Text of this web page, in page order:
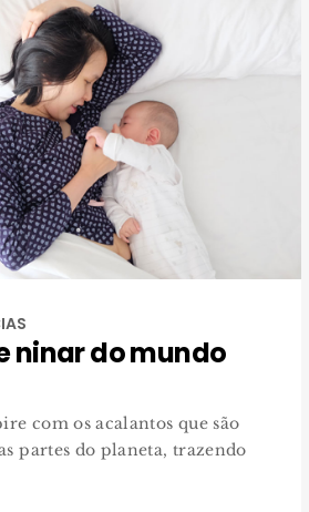
ninar do mundo
com os acalantos que são
partes do planeta, trazendo